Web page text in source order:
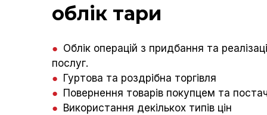
облік тари
● Облік операцій з придбання та
послуг.
● Гуртова та роздрібна торгівля
● Повернення товарів покупцем та
● Використання декількох типів цін